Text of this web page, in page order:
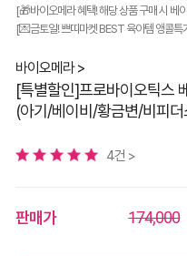
[🎁바이오메라 혜택! 해당 상품 구매 시 베
[💌금토일! 쁘띠마켓 BEST 육아템 앵콜특
바이오메라 >
[특별할인]프로바이오틱스
(아기/베이비/황금변/비피
4건 >
판매가 174,000